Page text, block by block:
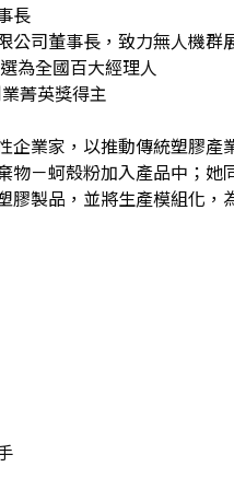
長
公司董事長，致力無人機
為全國百大經理人
菁英獎得主
企業家，以推動傳統塑膠
物－蚵殼粉加入產品中；
膠製品，並將生產模組化，